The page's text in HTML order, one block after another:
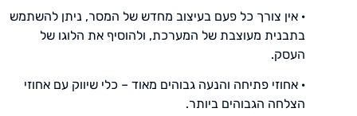
· אין צורך כל פעם בעיצוב מחדש של המסר, ניתן להשתמש
בתבנית מעוצבת של המערכת, ולהוסיף את הלוגו של
העסק.
· אחוזי פתיחה והנעה גבוהים מאוד – כלי שיווק עם אחוזי
הצלחה הגבוהים ביותר.